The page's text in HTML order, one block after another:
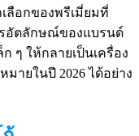
ลือกของพรีเมี่ยมที่
อัตลักษณ์ของแบรนด์
ๆ ให้กลายเป็นเครื่อง
ายในปี 2026 ได้อย่าง